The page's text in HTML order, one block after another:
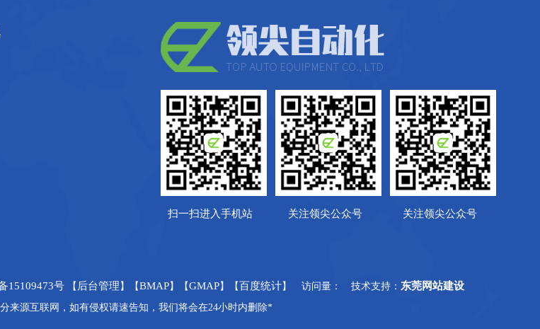
扫一扫进入手机站 关注领尖公众号 关注领尖公众号
15109473号 【 后台管理 】【BMAP】【GMAP】【百度统计】 访问量： 技术支持： 东莞网站建设
来源互联网，如有侵权请速告知，我们将会在24小时内删除*